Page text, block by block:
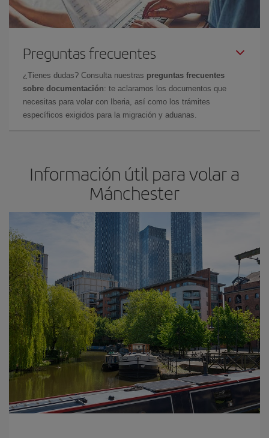
Preguntas frecuentes
¿Tienes dudas? Consulta nuestras preguntas frecuentes
sobre documentación: te aclaramos los documentos que
necesitas para volar con Iberia, así como los trámites
específicos exigidos para la migración y aduanas.
Información útil para volar a
Mánchester